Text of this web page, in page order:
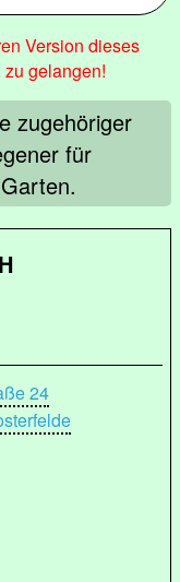
Version dieses
gelangen!
zugehöriger
für
24